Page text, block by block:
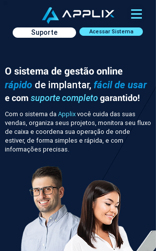
Acessar Sistema
Suporte
O sistema de gestão online
rápido de implantar, fácil de usar
e com suporte completogarantido!
Com o sistema daApplixvocê cuida das suas
vendas, organiza seus projetos, monitora seu fluxo
de caixa e coordena sua operação de onde
estiver, de forma simples e rápida, e com
informações precisas.